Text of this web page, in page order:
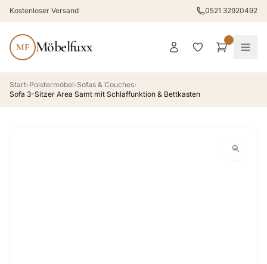
Kostenloser Versand 0521 32920492
MF Möbelfuxx
Start›Polstermöbel›Sofas & Couches›
Sofa 3-Sitzer Area Samt mit Schlaffunktion & Bettkasten